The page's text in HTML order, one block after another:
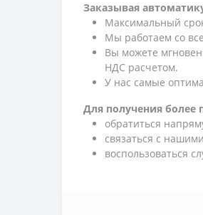
Заказывая
Максимальный
Мы работаем со
Вы можете
НДС расчетом.
У нас самые
Для получения
обратиться
связаться с
воспользоваться